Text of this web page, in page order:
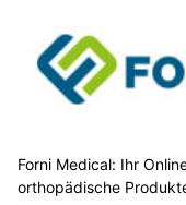
Forni Medical: Ihr
orthopädische